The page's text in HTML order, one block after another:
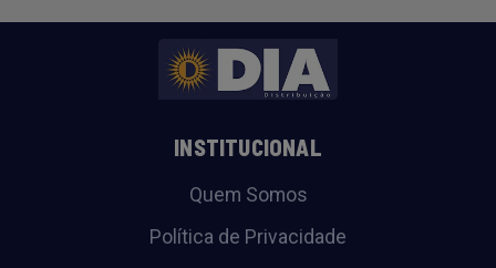
INSTITUCIONAL
Quem Somos
Política de Privacidade